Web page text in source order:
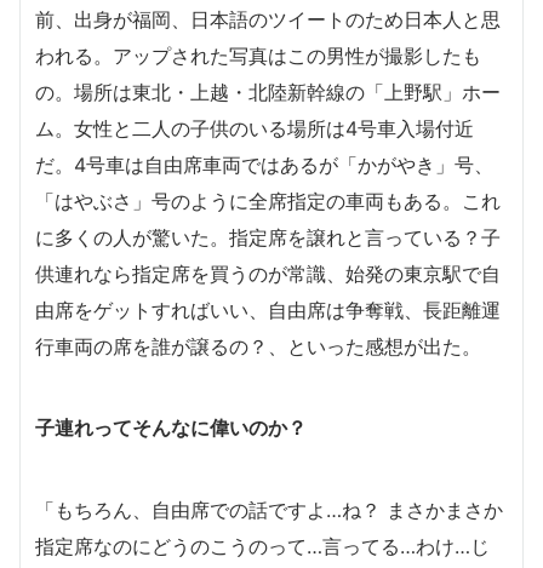
前、出身が福岡、日本語のツイートのため日本人と思
われる。アップされた写真はこの男性が撮影したも
の。場所は東北・上越・北陸新幹線の「上野駅」ホー
ム。女性と二人の子供のいる場所は4号車入場付近
だ。4号車は自由席車両ではあるが「かがやき」号、
「はやぶさ」号のように全席指定の車両もある。これ
に多くの人が驚いた。指定席を譲れと言っている？子
供連れなら指定席を買うのが常識、始発の東京駅で自
由席をゲットすればいい、自由席は争奪戦、長距離運
行車両の席を誰が譲るの？、といった感想が出た。
子連れってそんなに偉いのか？
「もちろん、自由席での話ですよ…ね？ まさかまさか
指定席なのにどうのこうのって…言ってる…わけ…じ